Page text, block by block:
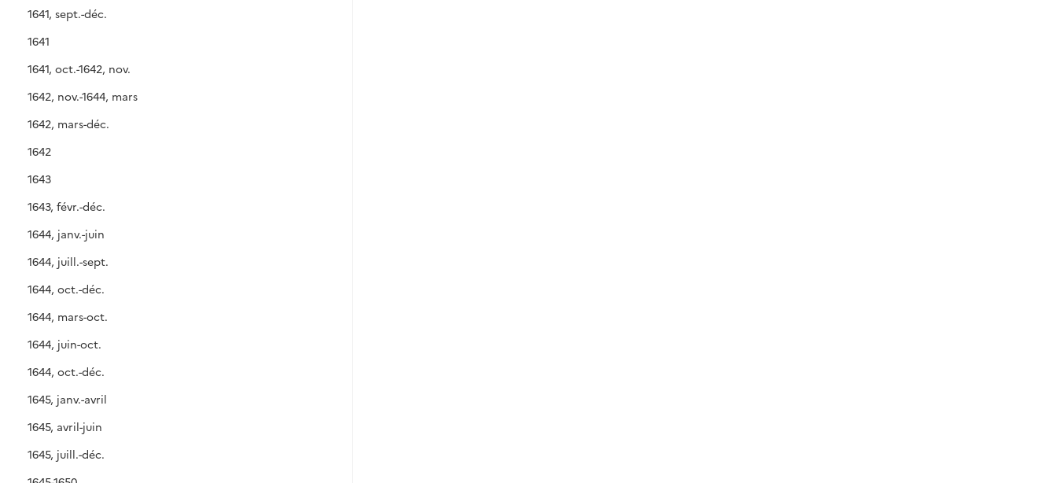
1641, sept.-déc.
1641
1641, oct.-1642, nov.
1642, nov.-1644, mars
1642, mars-déc.
1642
1643
1643, févr.-déc.
1644, janv.-juin
1644, juill.-sept.
1644, oct.-déc.
1644, mars-oct.
1644, juin-oct.
1644, oct.-déc.
1645, janv.-avril
1645, avril-juin
1645, juill.-déc.